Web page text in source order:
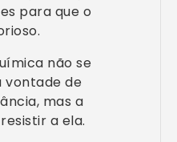
para que o
não se
vontade de
mas a
a ela.